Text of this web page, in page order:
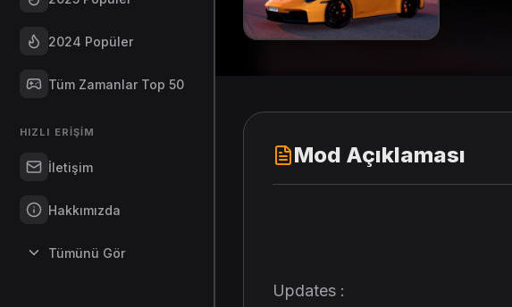
2024 Popüler
Tüm Zamanlar Top 50
HIZLI ERIŞIM
İletişim
Hakkımızda
Tümünü Gör
Mod Açıklaması
Updates :